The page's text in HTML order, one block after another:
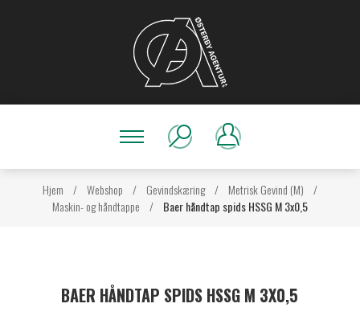
Hjem / Webshop / Gevindskæring / Metrisk Gevind (M)
/
Maskin- og håndtappe
/ Baer håndtap spids HSSG M 3x0,5
BAER HÅNDTAP SPIDS HSSG M 3X0,5